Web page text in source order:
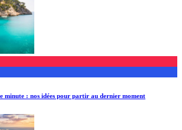
minute : nos idées pour partir au dernier moment